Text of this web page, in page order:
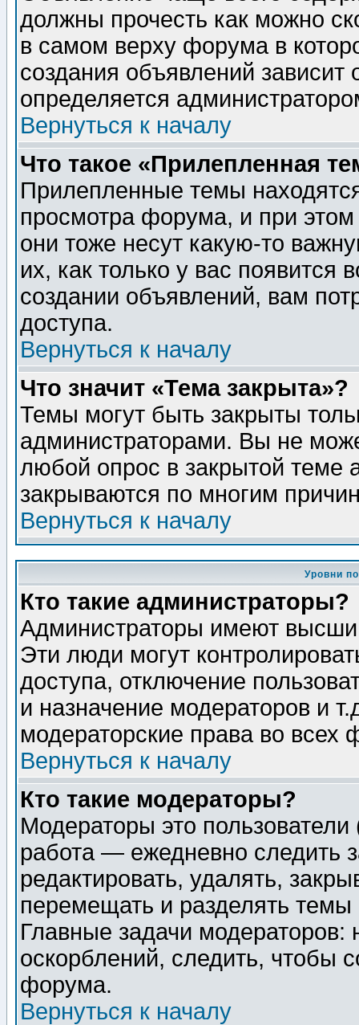
должны прочесть как можно
в самом верху форума в
создания объявлений зависит
определяется
Вернуться к началу
Что такое «Прилепленная
Прилепленные темы
просмотра форума, и при
они тоже несут какую-то
их, как только у вас появится
создании объявлений, вам
доступа.
Вернуться к началу
Что значит «Тема закрыта»?
Темы могут быть закрыты
администраторами. Вы не
любой опрос в закрытой теме
закрываются по многим
Вернуться к началу
Уровни
Кто такие администраторы?
Администраторы имеют
Эти люди могут
доступа, отключение
и назначение модераторов и
модераторские права во всех
Вернуться к началу
Кто такие модераторы?
Модераторы это
работа — ежедневно следить
редактировать, удалять,
перемещать и разделять
Главные задачи
оскорблений, следить, чтобы
форума.
Вернуться к началу